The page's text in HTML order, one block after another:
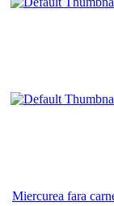
Miercurea fara